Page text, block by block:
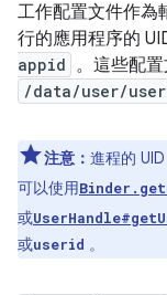
工作配置文件作為
行的應用程序的
appid 。這些配
/data/user/
注意： 進程的
可以使用
或
或userid 。